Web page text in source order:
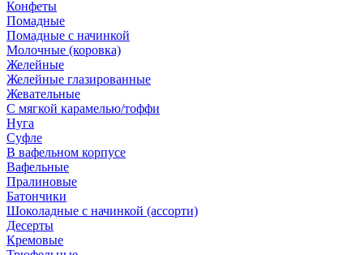
Конфеты
Помадные
Помадные с начинкой
Молочные (коровка)
Желейные
Желейные глазированные
Жевательные
С мягкой карамелью/тоффи
Нуга
Суфле
В вафельном корпусе
Вафельные
Пралиновые
Батончики
Шоколадные с начинкой (ассорти)
Десерты
Кремовые